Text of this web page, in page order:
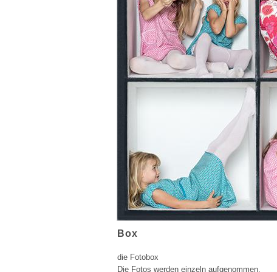
Box
die Fotobox
Die Fotos werden einzeln aufgenommen,